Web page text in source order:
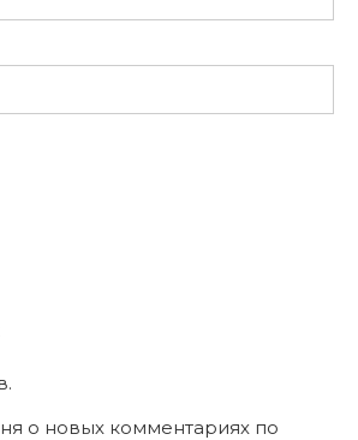
о новых комментариях по